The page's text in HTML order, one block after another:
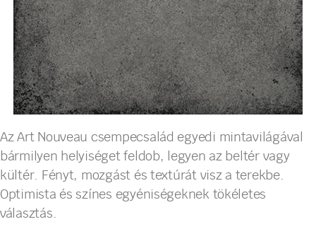
Az Art Nouveau csempecsalád egyedi mintavilágával
bármilyen helyiséget feldob, legyen az beltér vagy
kültér. Fényt, mozgást és textúrát visz a terekbe.
Optimista és színes egyéniségeknek tökéletes
választás.